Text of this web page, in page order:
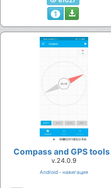
1
Compass and GPS tools
v.24.0.9
Android - навигация